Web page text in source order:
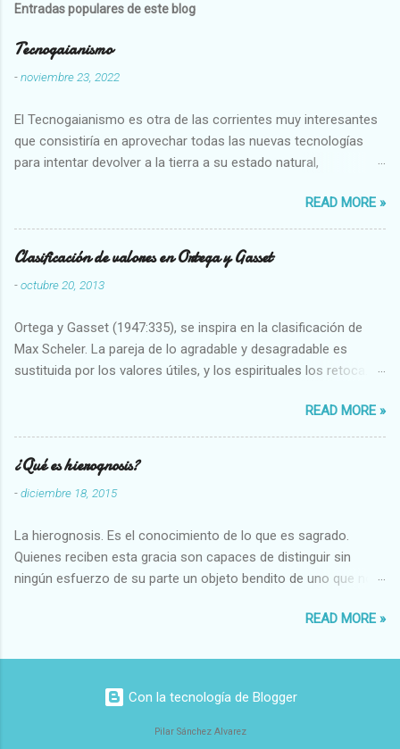
Entradas populares de este blog
Tecnogaianismo
-noviembre 23, 2022
El Tecnogaianismo es otra de las corrientes muy interesantes
que consistiría en aprovechar todas las nuevas tecnologías
para intentar devolver a la tierra a su estado natural,
READ MORE »
Clasificación de valores en Ortega y Gasset
-octubre 20, 2013
Ortega y Gasset (1947:335), se inspira en la clasificación de
Max Scheler. La pareja de lo agradable y desagradable es
sustituida por los valores útiles, y los espirituales los retoca.
Abundante-Escaso,etc 2 VITALES Sano-Enfermo Selecto-
Vulgar Enérgico-Inerte Fuerte-Débil,etc. 3 ESPIRITUALES a)
Intelectuales Conocimiento-Error Exacto-Aproximado
Evidente-Probable,etc b) Morales Bueno-malo Bondadoso-
malvado Justo-Injusto Escrupuloso-Relajado Leal-Desleal,etc.
Armonioso-Inarmonioso 4 RELIGIOSOS Santo-Pr...
READ MORE »
¿Qué es hierognosis?
-diciembre 18, 2015
La hierognosis. Es el conocimiento de lo que es sagrado.
Quienes reciben esta gracia son capaces de distinguir sin
ningún esfuerzo de su parte un objeto bendito de uno que no
READ MORE »
Con la tecnología de Blogger
Pilar Sánchez Alvarez